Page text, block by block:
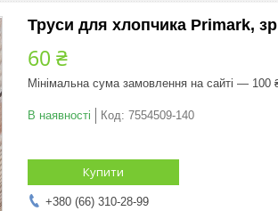
Труси для хлопчика Primark,
60 ₴
Мінімальна сума замовлення на сайті — 100
В наявності Код: 7554509-140
Купити
+380 (66) 310-28-99